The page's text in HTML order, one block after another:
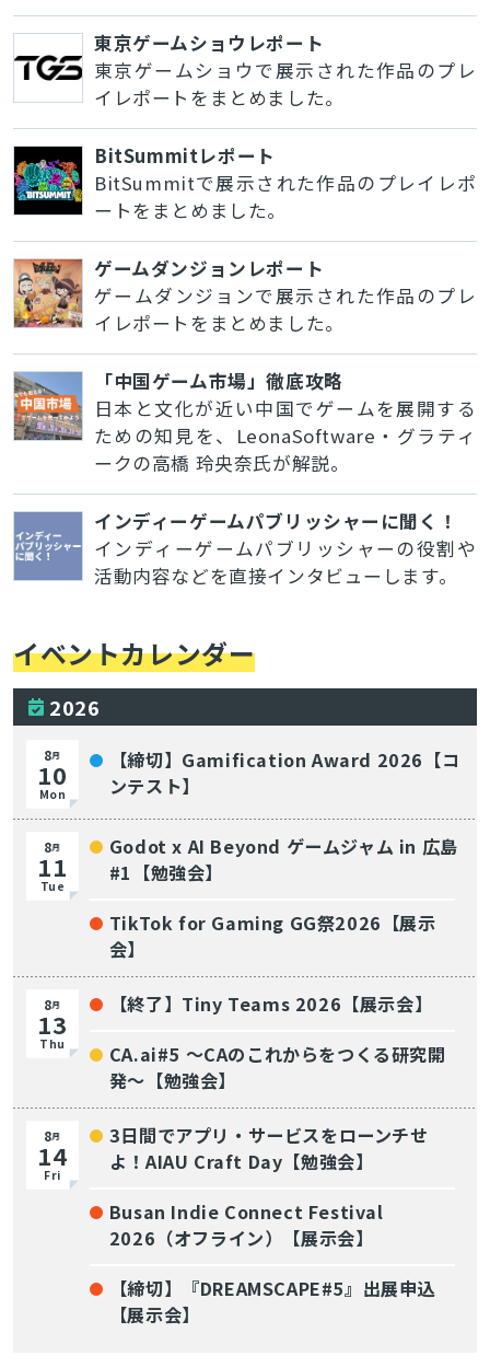
東京ゲームショウレポート
東京ゲームショウで展示された作品のプレ
イレポートをまとめました。
BitSummitレポート
BitSummitで展示された作品のプレイレポ
ートをまとめました。
ゲームダンジョンレポート
ゲームダンジョンで展示された作品のプレ
イレポートをまとめました。
「中国ゲーム市場」徹底攻略
日本と文化が近い中国でゲームを展開する
ための知見を、LeonaSoftware・グラティ
ークの高橋 玲央奈氏が解説。
インディーゲームパブリッシャーに聞く！
インディーゲームパブリッシャーの役割や
活動内容などを直接インタビューします。
イベントカレンダー
2026
8月
10
Mon
【締切】Gamification Award 2026【コ
ンテスト】
8月
11
Tue
Godot x AI Beyond ゲームジャム in 広島
#1【勉強会】
TikTok for Gaming GG祭2026【展示
会】
8月
13
Thu
【終了】Tiny Teams 2026【展示会】
CA.ai#5 〜CAのこれからをつくる研究開
発〜【勉強会】
8月
14
Fri
3日間でアプリ・サービスをローンチせ
よ！AIAU Craft Day【勉強会】
Busan Indie Connect Festival
2026（オフライン）【展示会】
【締切】『DREAMSCAPE#5』出展申込
【展示会】